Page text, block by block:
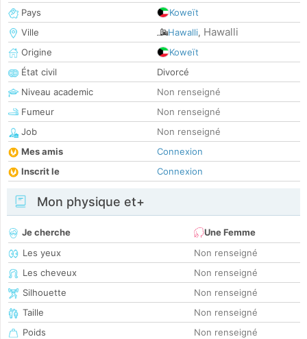
Pays
Koweït
Ville
Hawalli, Hawalli
Origine
Koweït
État civil
Divorcé
Niveau academic
Non renseigné
Fumeur
Non renseigné
Job
Non renseigné
Mes amis
Connexion
Inscrit le
Connexion
Mon physique et+
Je cherche
Une Femme
Les yeux
Non renseigné
Les cheveux
Non renseigné
Silhouette
Non renseigné
Taille
Non renseigné
Poids
Non renseigné